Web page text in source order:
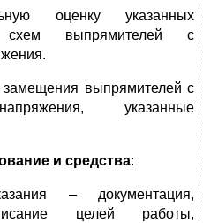
оценку указанных
схем выпрямителей с
замещения выпрямителей с
указанные
и средства:
– документация,
целей работы,